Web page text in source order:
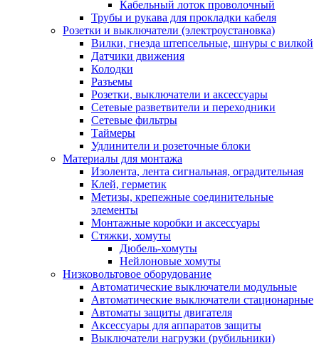
Кабельный лоток проволочный
Трубы и рукава для прокладки кабеля
Розетки и выключатели (электроустановка)
Вилки, гнезда штепсельные, шнуры с вилкой
Датчики движения
Колодки
Разъемы
Розетки, выключатели и аксессуары
Сетевые разветвители и переходники
Сетевые фильтры
Таймеры
Удлинители и розеточные блоки
Материалы для монтажа
Изолента, лента сигнальная, оградительная
Клей, герметик
Метизы, крепежные соединительные
элементы
Монтажные коробки и аксессуары
Стяжки, хомуты
Дюбель-хомуты
Нейлоновые хомуты
Низковольтовое оборудование
Автоматические выключатели модульные
Автоматические выключатели стационарные
Автоматы защиты двигателя
Аксессуары для аппаратов защиты
Выключатели нагрузки (рубильники)